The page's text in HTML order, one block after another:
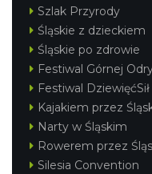
Szlak Przyrody
Śląskie z dzieckiem
Śląskie po zdrowie
Festiwal Górnej
Festiwal DziewięćSił
Kajakiem przez
Narty w Śląskim
Rowerem przez
Silesia Convention